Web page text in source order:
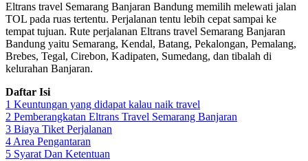
Eltrans travel Semarang Banjaran Bandung memilih melewati jalan
TOL pada ruas tertentu. Perjalanan tentu lebih cepat sampai ke
tempat tujuan. Rute perjalanan Eltrans travel Semarang Banjaran
Bandung yaitu Semarang, Kendal, Batang, Pekalongan, Pemalang,
Brebes, Tegal, Cirebon, Kadipaten, Sumedang, dan tibalah di
kelurahan Banjaran.
Daftar Isi
1 Keuntungan yang didapat kalau naik travel
2 Pemberangkatan Eltrans Travel Semarang Banjaran
3 Biaya Tiket Perjalanan
4 Area Pengantaran
5 Syarat Dan Ketentuan